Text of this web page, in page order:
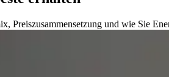
Preiszusammensetzung und wie Sie